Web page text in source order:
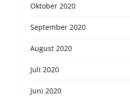
Oktober 2020
September 2020
August 2020
Juli 2020
Juni 2020